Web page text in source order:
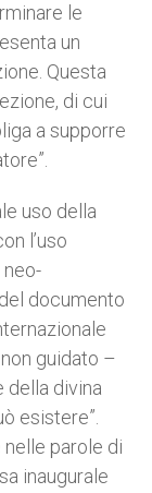
le
un
Questa
di cui
a supporre
uso della
l’uso
neo-
documento
guidato –
della divina
esistere”.
nelle parole di
inaugurale